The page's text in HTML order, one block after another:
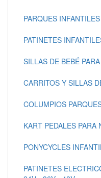
PARQUES
PATINETES
SILLAS DE BEBÉ
CARRITOS Y SILLAS
COLUMPIOS
KART PEDALES PARA
PONYCYCLES
PATINETES